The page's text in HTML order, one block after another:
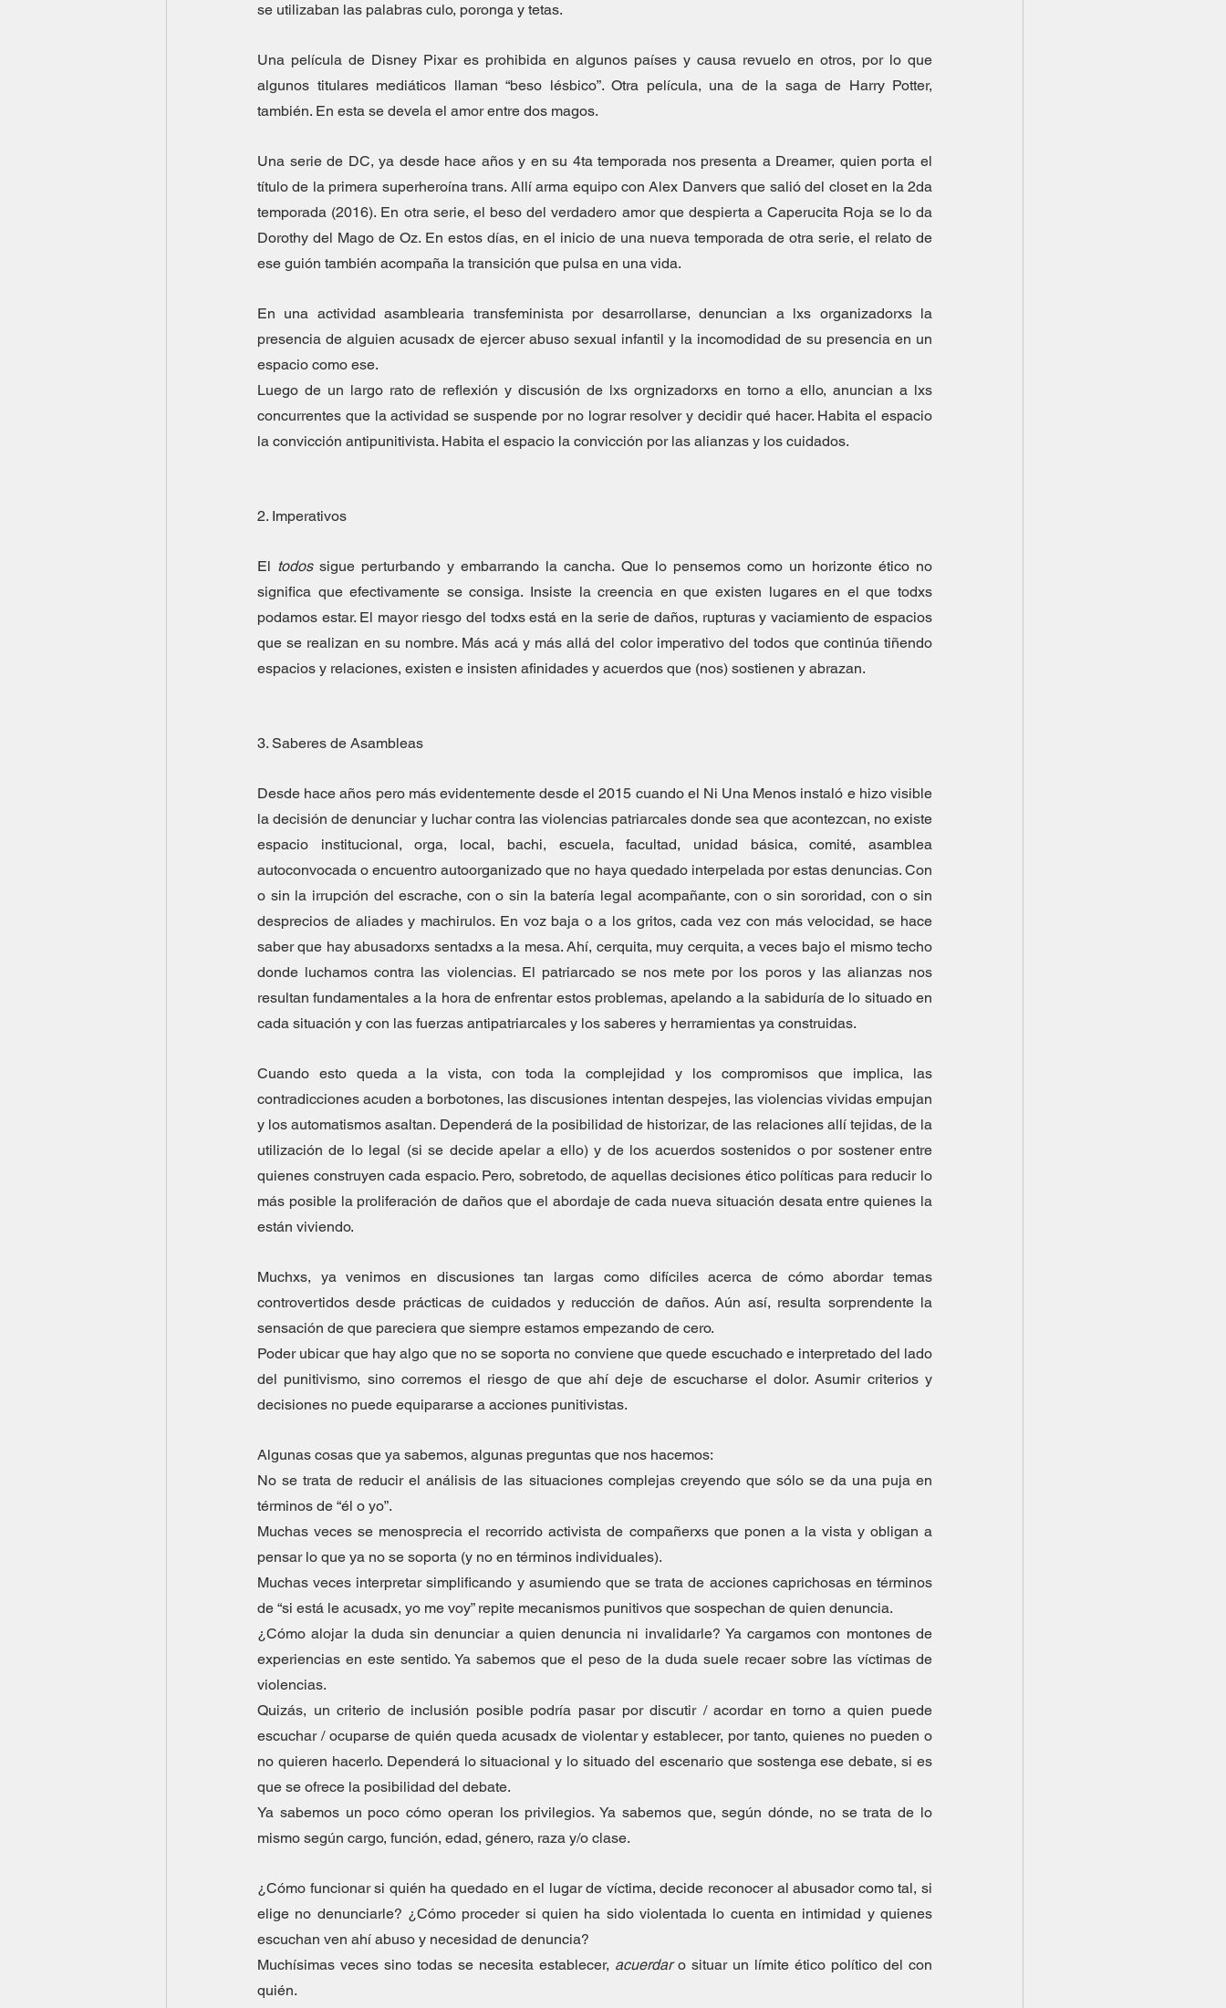
se utilizaban las palabras culo, poronga y tetas.
Una película de Disney Pixar es prohibida en algunos países y causa revuelo en otros, por lo que
algunos titulares mediáticos llaman “beso lésbico”. Otra película, una de la saga de Harry Potter,
también. En esta se devela el amor entre dos magos.
Una serie de DC, ya desde hace años y en su 4ta temporada nos presenta a Dreamer, quien porta el
título de la primera superheroína trans. Allí arma equipo con Alex Danvers que salió del closet en la 2da
temporada (2016). En otra serie, el beso del verdadero amor que despierta a Caperucita Roja se lo da
Dorothy del Mago de Oz. En estos días, en el inicio de una nueva temporada de otra serie, el relato de
ese guión también acompaña la transición que pulsa en una vida.
En una actividad asamblearia transfeminista por desarrollarse, denuncian a lxs organizadorxs la
presencia de alguien acusadx de ejercer abuso sexual infantil y la incomodidad de su presencia en un
espacio como ese.
Luego de un largo rato de reflexión y discusión de lxs orgnizadorxs en torno a ello, anuncian a lxs
concurrentes que la actividad se suspende por no lograr resolver y decidir qué hacer. Habita el espacio
la convicción antipunitivista. Habita el espacio la convicción por las alianzas y los cuidados.
2. Imperativos
El todos sigue perturbando y embarrando la cancha. Que lo pensemos como un horizonte ético no
significa que efectivamente se consiga. Insiste la creencia en que existen lugares en el que todxs
podamos estar. El mayor riesgo del todxs está en la serie de daños, rupturas y vaciamiento de espacios
que se realizan en su nombre. Más acá y más allá del color imperativo del todos que continúa tiñendo
espacios y relaciones, existen e insisten afinidades y acuerdos que (nos) sostienen y abrazan.
3. Saberes de Asambleas
Desde hace años pero más evidentemente desde el 2015 cuando el Ni Una Menos instaló e hizo visible
la decisión de denunciar y luchar contra las violencias patriarcales donde sea que acontezcan, no existe
espacio institucional, orga, local, bachi, escuela, facultad, unidad básica, comité, asamblea
autoconvocada o encuentro autoorganizado que no haya quedado interpelada por estas denuncias. Con
o sin la irrupción del escrache, con o sin la batería legal acompañante, con o sin sororidad, con o sin
desprecios de aliades y machirulos. En voz baja o a los gritos, cada vez con más velocidad, se hace
saber que hay abusadorxs sentadxs a la mesa. Ahí, cerquita, muy cerquita, a veces bajo el mismo techo
donde luchamos contra las violencias. El patriarcado se nos mete por los poros y las alianzas nos
resultan fundamentales a la hora de enfrentar estos problemas, apelando a la sabiduría de lo situado en
cada situación y con las fuerzas antipatriarcales y los saberes y herramientas ya construidas.
Cuando esto queda a la vista, con toda la complejidad y los compromisos que implica, las
contradicciones acuden a borbotones, las discusiones intentan despejes, las violencias vividas empujan
y los automatismos asaltan. Dependerá de la posibilidad de historizar, de las relaciones allí tejidas, de la
utilización de lo legal (si se decide apelar a ello) y de los acuerdos sostenidos o por sostener entre
quienes construyen cada espacio. Pero, sobretodo, de aquellas decisiones ético políticas para reducir lo
más posible la proliferación de daños que el abordaje de cada nueva situación desata entre quienes la
están viviendo.
Muchxs, ya venimos en discusiones tan largas como difíciles acerca de cómo abordar temas
controvertidos desde prácticas de cuidados y reducción de daños. Aún así, resulta sorprendente la
sensación de que pareciera que siempre estamos empezando de cero.
Poder ubicar que hay algo que no se soporta no conviene que quede escuchado e interpretado del lado
del punitivismo, sino corremos el riesgo de que ahí deje de escucharse el dolor. Asumir criterios y
decisiones no puede equipararse a acciones punitivistas.
Algunas cosas que ya sabemos, algunas preguntas que nos hacemos:
No se trata de reducir el análisis de las situaciones complejas creyendo que sólo se da una puja en
términos de “él o yo”.
Muchas veces se menosprecia el recorrido activista de compañerxs que ponen a la vista y obligan a
pensar lo que ya no se soporta (y no en términos individuales).
Muchas veces interpretar simplificando y asumiendo que se trata de acciones caprichosas en términos
de “si está le acusadx, yo me voy” repite mecanismos punitivos que sospechan de quien denuncia.
¿Cómo alojar la duda sin denunciar a quien denuncia ni invalidarle? Ya cargamos con montones de
experiencias en este sentido. Ya sabemos que el peso de la duda suele recaer sobre las víctimas de
violencias.
Quizás, un criterio de inclusión posible podría pasar por discutir / acordar en torno a quien puede
escuchar / ocuparse de quién queda acusadx de violentar y establecer, por tanto, quienes no pueden o
no quieren hacerlo. Dependerá lo situacional y lo situado del escenario que sostenga ese debate, si es
que se ofrece la posibilidad del debate.
Ya sabemos un poco cómo operan los privilegios. Ya sabemos que, según dónde, no se trata de lo
mismo según cargo, función, edad, género, raza y/o clase.
¿Cómo funcionar si quién ha quedado en el lugar de víctima, decide reconocer al abusador como tal, si
elige no denunciarle? ¿Cómo proceder si quien ha sido violentada lo cuenta en intimidad y quienes
escuchan ven ahí abuso y necesidad de denuncia?
Muchísimas veces sino todas se necesita establecer, acuerdar o situar un límite ético político del con
quién.